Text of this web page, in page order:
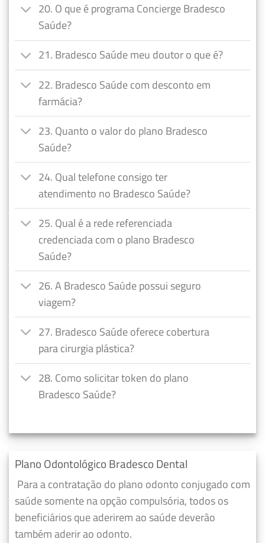
20. O que é programa Concierge Bradesco
Saúde?
21. Bradesco Saúde meu doutor o que é?
22. Bradesco Saúde com desconto em
farmácia?
23. Quanto o valor do plano Bradesco
Saúde?
24. Qual telefone consigo ter
atendimento no Bradesco Saúde?
25. Qual é a rede referenciada
credenciada com o plano Bradesco
Saúde?
26. A Bradesco Saúde possui seguro
viagem?
27. Bradesco Saúde oferece cobertura
para cirurgia plástica?
28. Como solicitar token do plano
Bradesco Saúde?
Plano Odontológico Bradesco Dental
Para a contratação do plano odonto conjugado com
saúde somente na opção compulsória, todos os
beneficiários que aderirem ao saúde deverão
também aderir ao odonto.